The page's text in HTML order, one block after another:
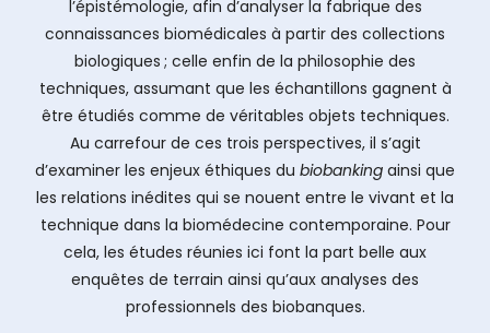
l’épistémologie, afin d’analyser la fabrique des
connaissances biomédicales à partir des collections
biologiques ; celle enfin de la philosophie des
techniques, assumant que les échantillons gagnent à
être étudiés comme de véritables objets techniques.
Au carrefour de ces trois perspectives, il s’agit
d’examiner les enjeux éthiques du biobanking ainsi que
les relations inédites qui se nouent entre le vivant et la
technique dans la biomédecine contemporaine. Pour
cela, les études réunies ici font la part belle aux
enquêtes de terrain ainsi qu’aux analyses des
professionnels des biobanques.